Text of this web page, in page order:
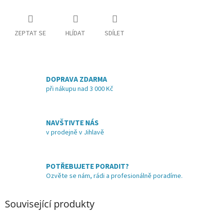
ZEPTAT SE HLÍDAT SDÍLET
DOPRAVA ZDARMA
při nákupu nad 3 000 Kč
NAVŠTIVTE NÁS
v prodejně v Jihlavě
POTŘEBUJETE PORADIT?
Ozvěte se nám, rádi a profesionálně poradíme.
Související produkty